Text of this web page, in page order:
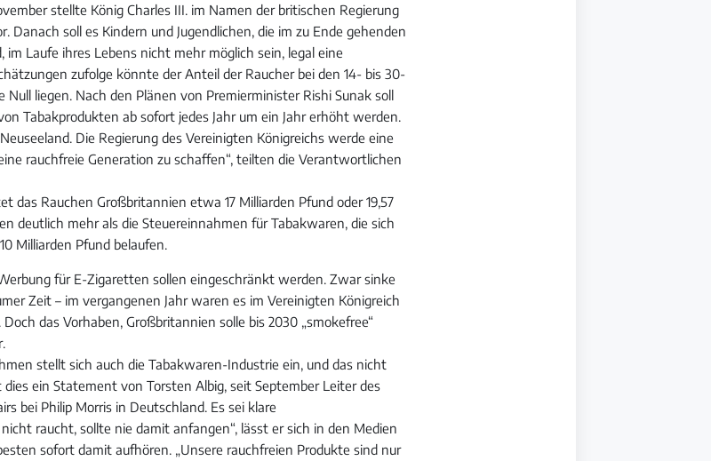
stellte König Charles III. im Namen der britischen Regierung
Danach soll es Kindern und Jugendlichen, die im zu Ende gehenden
im Laufe ihres Lebens nicht mehr möglich sein, legal eine
zufolge könnte der Anteil der Raucher bei den 14- bis 30-
Null liegen. Nach den Plänen von Premierminister Rishi Sunak soll
Tabakprodukten ab sofort jedes Jahr um ein Jahr erhöht werden.
Die Regierung des Vereinigten Königreichs werde eine
rauchfreie Generation zu schaffen“, teilten die Verantwortlichen
das Rauchen Großbritannien etwa 17 Milliarden Pfund oder 19,57
deutlich mehr als die Steuereinnahmen für Tabakwaren, die sich
Milliarden Pfund belaufen.
für E-Zigaretten sollen eingeschränkt werden. Zwar sinke
Zeit – im vergangenen Jahr waren es im Vereinigten Königreich
das Vorhaben, Großbritannien solle bis 2030 „smokefree“
stellt sich auch die Tabakwaren-Industrie ein, und das nicht
ein Statement von Torsten Albig, seit September Leiter des
bei Philip Morris in Deutschland. Es sei klare
raucht, sollte nie damit anfangen“, lässt er sich in den Medien
sofort damit aufhören. „Unsere rauchfreien Produkte sind nur